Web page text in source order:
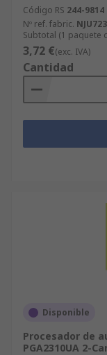
Código RS 244-9814
Nº ref. fabric.
Subtotal (1 paquete
3,72 €(exc. IVA)
Cantidad
Disponible
Procesador de
PGA2310UA 2-